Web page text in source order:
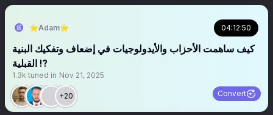
⭐️Adam⭐️ 04:12:50
‏‏‏‏‏‏كيف ساهمت الأحزاب والأيدولوجيات في إضعاف وتفكيك البنية
القبلية ⁉️
1.3k tuned in Nov 21, 2025
+20 Convert